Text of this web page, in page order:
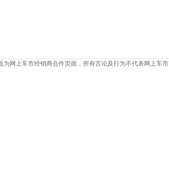
为网上车市经销商合作页面，所有言论及行为不代表网上车市